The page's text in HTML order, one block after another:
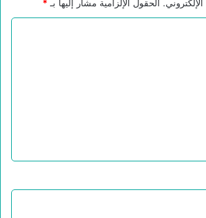
الحقول الإلزامية مشار إليها بـ *